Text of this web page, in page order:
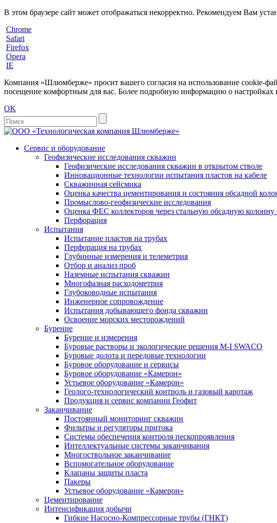
В этом браузере сайт может отображаться некорректно. Рекомендуем Вам
Chrome
Safari
Firefox
Opera
IE
Компания «Шлюмберже» просит вашего согласия на использование cookie-
посещение комфортным для вас. Более подробную информацию о настройках
OK
Сервис и оборудование
Геофизические исследования скважин
Геофизические исследования скважин в открытом стволе
Инновационные технологии испытания пластов на кабеле
Скважинная сейсмика
Оценка качества цементирования и состояния обсадной
Промыслово-геофизические исследования
Оценка ФЕС коллекторов через стальную обсадную
Перфорация
Испытания
Испытание пластов на трубах
Перфорация на трубах
Глубинные измерения и телеметрия
Отбор и анализ проб
Наземные испытания скважин
Многофазная расходометрия
Глубоководные испытания
Инженерное сопровождение
Испытания добывающего фонда скважин
Освоение морских месторождений
Бурение
Бурение и измерения
Буровые растворы и экологические решения M-I SWACO
Буровые долота и передовые технологии
Буровое оборудование и сервисы
Буровое оборудование «Камерон»
Устьевое оборудование «Камерон»
Геолого-технологический контроль и газовый каротаж
Продукция и сервис компании Геофит
Заканчивание
Постоянный мониторинг скважин
Фильтры и регуляторы притока
Cистемы обеспечения контроля пескопроявления
Интеллектуальные системы заканчивания
Многоствольное заканчивание
Вспомогательное оборудование
Клапаны защиты пласта
Пакеры
Устьевое оборудование «Камерон»
Цементирование
Интенсификация добычи
Гибкие Насосно-Компрессорные трубы (ГНКТ)